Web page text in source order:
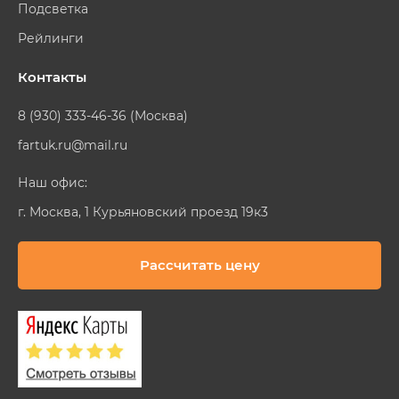
Подсветка
Рейлинги
Контакты
8 (930) 333-46-36 (Москва)
fartuk.ru@mail.ru
Наш офис:
г. Москва, 1 Курьяновский проезд 19к3
Рассчитать цену